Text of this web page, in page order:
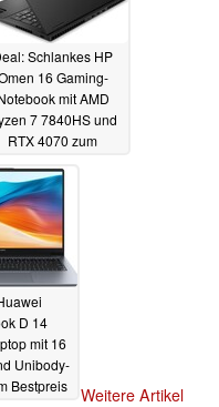
Schlankes HP
16 Gaming-
mit AMD
7 7840HS und
RTX 4070 zum
D 14
mit 16
Unibody-
Bestpreis
Weitere Artikel